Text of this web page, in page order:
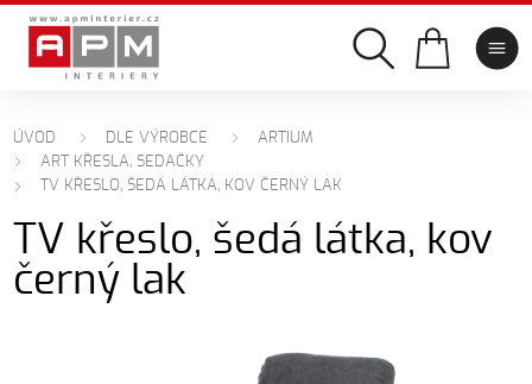
ÚVOD DLE VÝROBCE
ARTIUM
ART KŘESLA, SEDAČKY
TV KŘESLO, ŠEDÁ LÁTKA, KOV ČERNÝ LAK
TV křeslo, šedá látka, kov
černý lak